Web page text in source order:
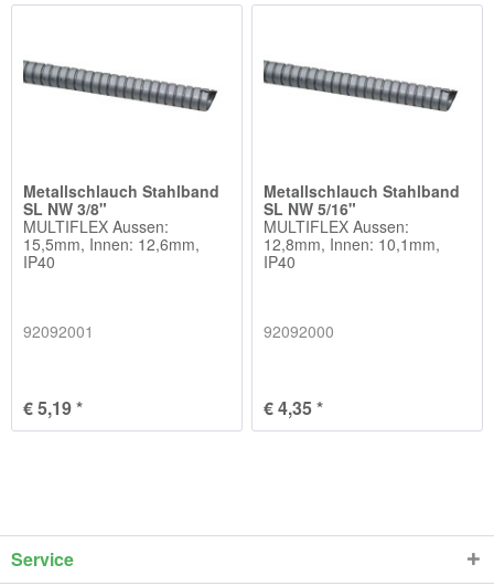
Metallschlauch Stahlband
SL NW 3/8"
MULTIFLEX Aussen:
15,5mm, Innen: 12,6mm,
IP40
92092001
€ 5,19 *
Metallschlauch Stahlband
SL NW 5/16"
MULTIFLEX Aussen:
12,8mm, Innen: 10,1mm,
IP40
92092000
€ 4,35 *
Service